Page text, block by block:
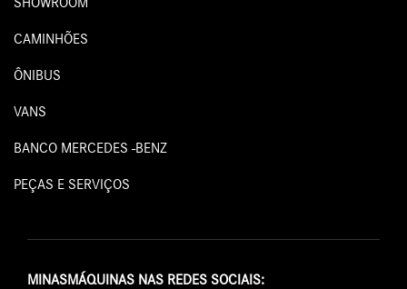
CAMINHÕES
ÔNIBUS
VANS
BANCO MERCEDES -BENZ
PEÇAS E SERVIÇOS
MINASMÁQUINAS NAS REDES SOCIAIS: